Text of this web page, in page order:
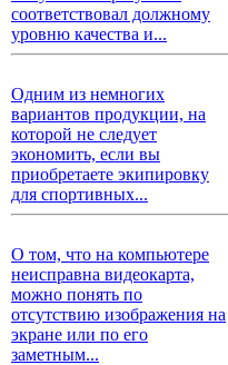
соответствовал должному
уровню качества и...
Одним из немногих
вариантов продукции, на
которой не следует
экономить, если вы
приобретаете экипировку
для спортивных...
О том, что на компьютере
неисправна видеокарта,
можно понять по
отсутствию изображения на
экране или по его
заметным...